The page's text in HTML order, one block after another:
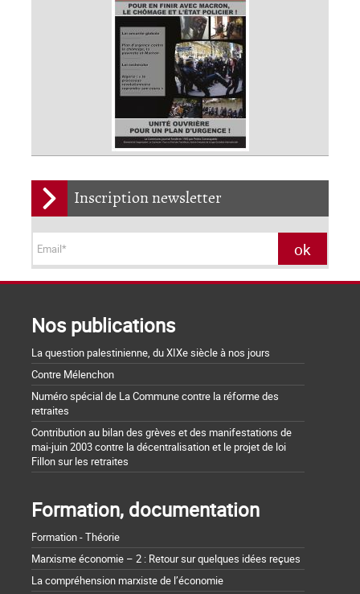
Inscription newsletter
Nos publications
La question palestinienne, du XIXe siècle à nos jours
Contre Mélenchon
Numéro spécial de La Commune contre la réforme des
retraites
Contribution au bilan des grèves et des manifestations de
mai-juin 2003 contre la décentralisation et le projet de loi
Fillon sur les retraites
Formation, documentation
Formation - Théorie
Marxisme économie – 2 : Retour sur quelques idées reçues
La compréhension marxiste de l’économie